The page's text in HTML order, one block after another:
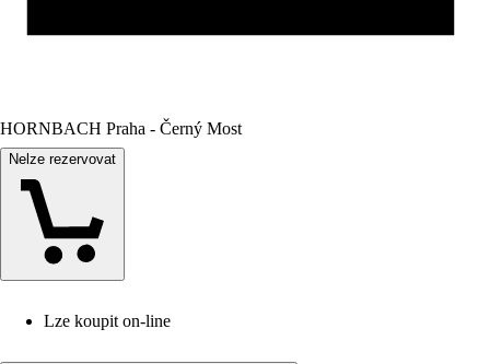
HORNBACH Praha - Černý Most
Nelze rezervovat
Lze koupit on-line